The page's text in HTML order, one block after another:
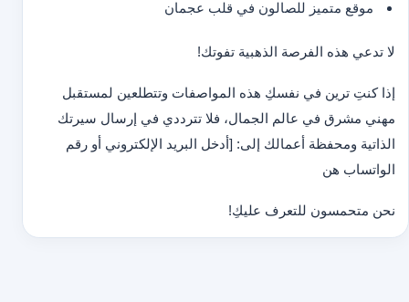
موقع متميز للصالون في قلب عجمان
لا تدعي هذه الفرصة الذهبية تفوتك!
إذا كنتِ ترين في نفسكِ هذه المواصفات وتتطلعين لمستقبل
مهني مشرق في عالم الجمال، فلا تترددي في إرسال سيرتك
الذاتية ومحفظة أعمالك إلى: [أدخل البريد الإلكتروني أو رقم
الواتساب هن
نحن متحمسون للتعرف عليكِ!